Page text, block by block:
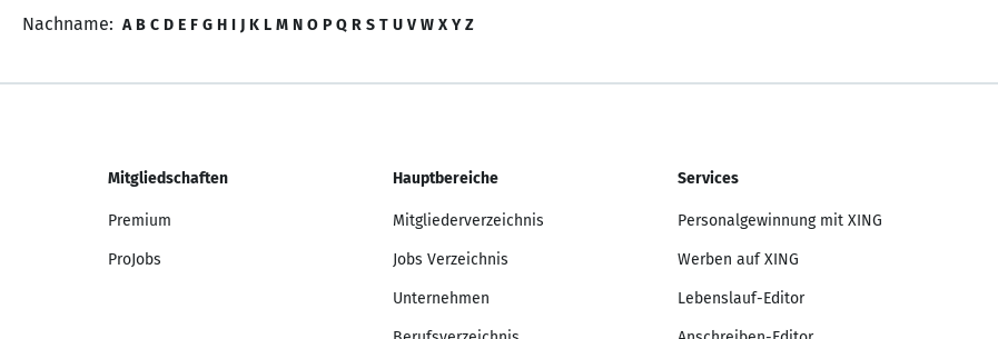
Nachname: A B C D E F G H I J K L M N O P Q R S T U V W X Y Z
Mitgliedschaften
Premium
ProJobs
Hauptbereiche
Mitgliederverzeichnis
Jobs Verzeichnis
Unternehmen
Services
Personalgewinnung mit XING
Werben auf XING
Lebenslauf-Editor